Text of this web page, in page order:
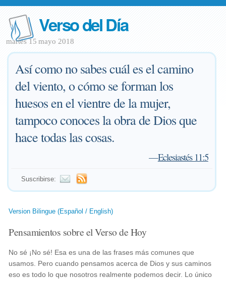
Verso del Día
martes 15 mayo 2018
Así como no sabes cuál es el camino
del viento, o cómo se forman los
huesos en el vientre de la mujer,
tampoco conoces la obra de Dios que
hace todas las cosas.
—Eclesiastés 11:5
Suscribirse:
Version Bilingue (Español / English)
Pensamientos sobre el Verso de Hoy
No sé ¡No sé! Esa es una de las frases más comunes que
usamos. Pero cuando pensamos acerca de Dios y sus caminos
eso es todo lo que nosotros realmente podemos decir. Lo único